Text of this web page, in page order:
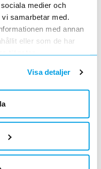
medier och
samarbetar med.
med annan
eller som de har
tjänster.
Visa detaljer
WIRE M18HCC
Wire M18HCC
kundvagn
ALU M18HCCT
ALU M18HCCT
ALU M18HCC/HCCT
ALU M18HCC/HCCT